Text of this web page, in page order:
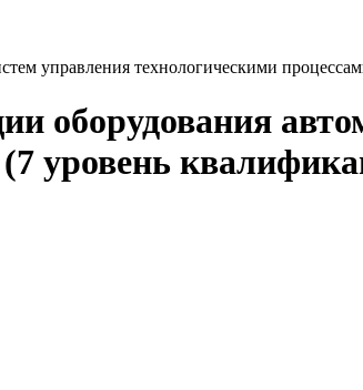
управления технологическими
оборудования
уровень